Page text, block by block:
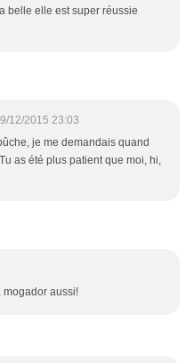
belle elle est super réussie
12/2015 23:03
je me demandais quand
as été plus patient que moi, hi,
mogador aussi!